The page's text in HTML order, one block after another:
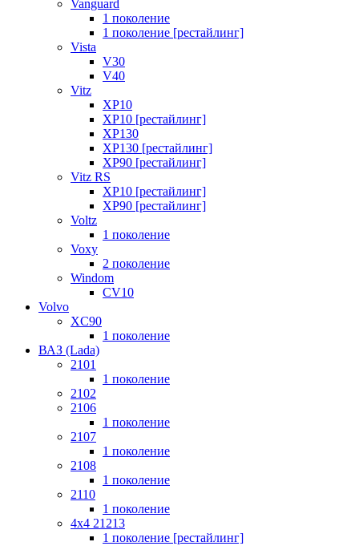
Vanguard
1 поколение
1 поколение [рестайлинг]
Vista
V30
V40
Vitz
XP10
XP10 [рестайлинг]
XP130
XP130 [рестайлинг]
XP90 [рестайлинг]
Vitz RS
XP10 [рестайлинг]
XP90 [рестайлинг]
Voltz
1 поколение
Voxy
2 поколение
Windom
СV10
Volvo
XC90
1 поколение
ВАЗ (Lada)
2101
1 поколение
2102
2106
1 поколение
2107
1 поколение
2108
1 поколение
2110
1 поколение
4x4 21213
1 поколение [рестайлинг]